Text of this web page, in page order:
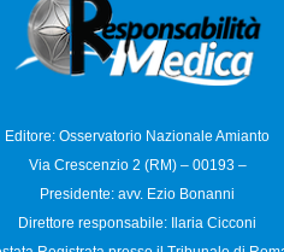
Editore: Osservatorio Nazionale Amianto
Via Crescenzio 2 (RM) – 00193 –
Presidente: avv. Ezio Bonanni
Direttore responsabile:
Ilaria Cicconi